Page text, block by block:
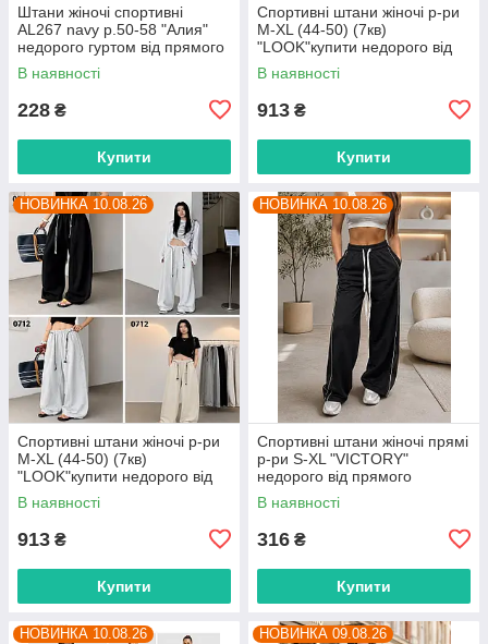
Штани жіночі спортивні
AL267 navy р.50-58 "Алия"
недорого гуртом від прямого
постачальника
В наявності
228 ₴
Купити
Спортивні штани жіночі р-ри
M-XL (44-50) (7кв)
"LOOK"купити недорого від
прямого постачальника
В наявності
913 ₴
Купити
НОВИНКА 10.08.26
Спортивні штани жіночі р-ри
M-XL (44-50) (7кв)
"LOOK"купити недорого від
прямого постачальника
В наявності
913 ₴
Купити
НОВИНКА 10.08.26
Спортивні штани жіночі прямі
р-ри S-XL "VICTORY"
недорого від прямого
постачальника
В наявності
316 ₴
Купити
НОВИНКА 10.08.26 НОВИНКА 09.08.26